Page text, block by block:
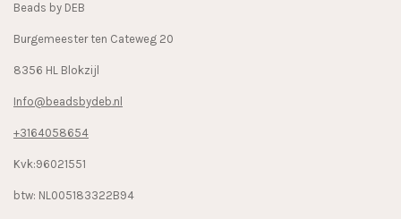
Beads by DEB
Burgemeester ten Cateweg 20
8356 HL Blokzijl
Info@beadsbydeb.nl
+3164058654
Kvk:96021551
btw: NL005183322B94